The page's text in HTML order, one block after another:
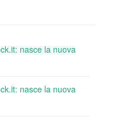
nasce la nuova
nasce la nuova